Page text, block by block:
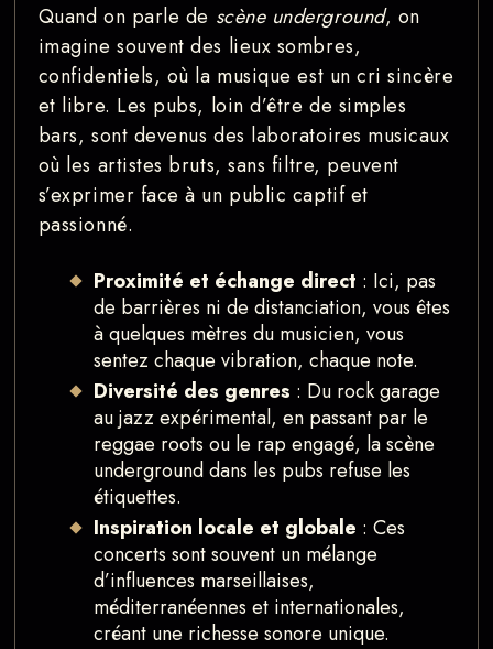
Quand on parle de scène underground, on
imagine souvent des lieux sombres,
confidentiels, où la musique est un cri sincère
et libre. Les pubs, loin d’être de simples
bars, sont devenus des laboratoires musicaux
où les artistes bruts, sans filtre, peuvent
s’exprimer face à un public captif et
passionné.
Proximité et échange direct : Ici, pas
de barrières ni de distanciation, vous êtes
à quelques mètres du musicien, vous
sentez chaque vibration, chaque note.
Diversité des genres : Du rock garage
au jazz expérimental, en passant par le
reggae roots ou le rap engagé, la scène
underground dans les pubs refuse les
étiquettes.
Inspiration locale et globale : Ces
concerts sont souvent un mélange
d’influences marseillaises,
méditerranéennes et internationales,
créant une richesse sonore unique.